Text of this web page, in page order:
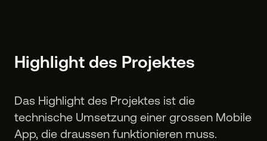
Highlight des Projektes
Das Highlight des Projektes ist die
technische Umsetzung einer grossen Mobile
App, die draussen funktionieren muss.